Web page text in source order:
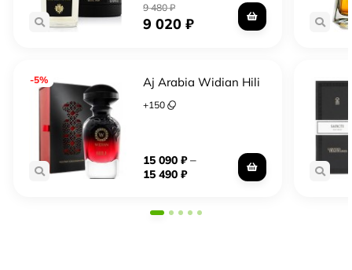
9 480₽
9 020₽
-5% Aj Arabia Widian Hili
+150
15 090₽–
15 490₽